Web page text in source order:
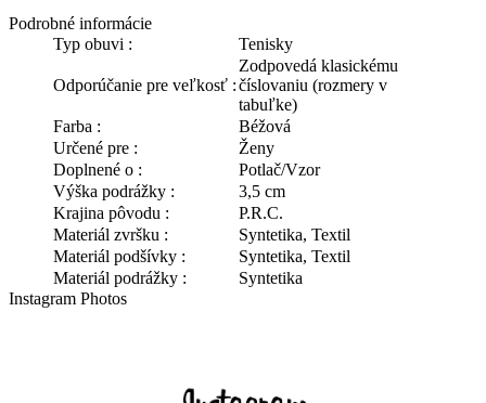
Podrobné informácie
Typ obuvi :
Tenisky
Odporúčanie pre veľkosť :
Zodpovedá klasickému
číslovaniu (rozmery v
tabuľke)
Farba :
Béžová
Určené pre :
Ženy
Doplnené o :
Potlač/Vzor
Výška podrážky :
3,5 cm
Krajina pôvodu :
P.R.C.
Materiál zvršku :
Syntetika, Textil
Materiál podšívky :
Syntetika, Textil
Materiál podrážky :
Syntetika
Instagram Photos